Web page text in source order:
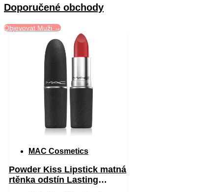
Doporučené obchody
Objevovat Muži →
MAC Cosmetics
Powder Kiss Lipstick matná
rtěnka odstín Lasting